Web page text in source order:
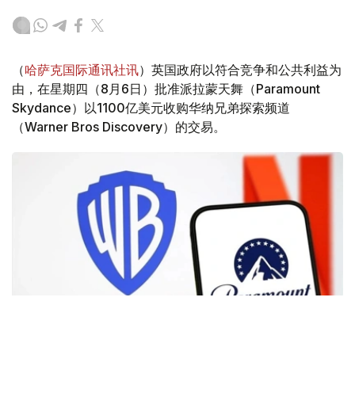
（哈萨克国际通讯社讯）英国政府以符合竞争和公共利益为
由，在星期四（8月6日）批准派拉蒙天舞（Paramount
Skydance）以1100亿美元收购华纳兄弟探索频道
（Warner Bros Discovery）的交易。